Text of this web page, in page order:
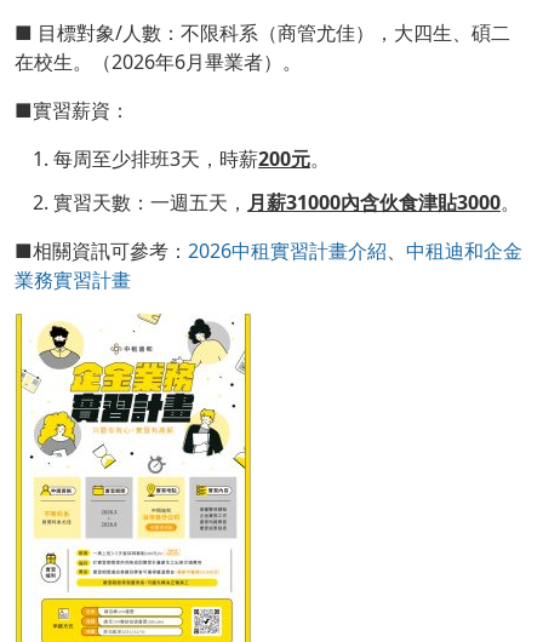
■ 目標對象/人數：不限科系（商管尤佳），大四生、碩二
在校生。（2026年6月畢業者）。
■實習薪資：
每周至少排班3天，時薪200元。
實習天數：一週五天， 月薪31000內含伙食津貼3000。
■相關資訊可參考： 2026中租實習計畫介紹、 中租迪和企金
業務實習計畫